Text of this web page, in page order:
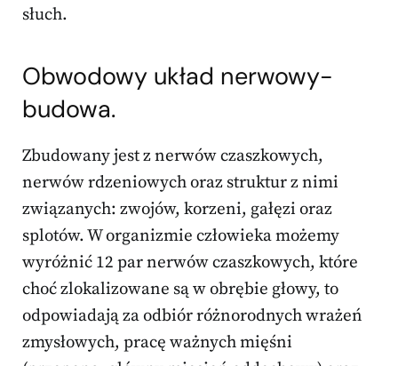
słuch.
Obwodowy układ nerwowy-
budowa.
Zbudowany jest z nerwów czaszkowych,
nerwów rdzeniowych oraz struktur z nimi
związanych: zwojów, korzeni, gałęzi oraz
splotów. W organizmie człowieka możemy
wyróżnić 12 par nerwów czaszkowych, które
choć zlokalizowane są w obrębie głowy, to
odpowiadają za odbiór różnorodnych wrażeń
zmysłowych, pracę ważnych mięśni